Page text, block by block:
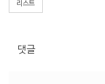
리스트
댓글